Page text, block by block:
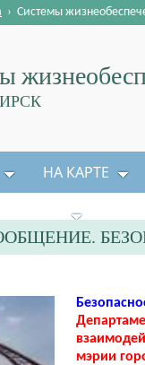
› Системы
НА КАРТЕ
мэрии